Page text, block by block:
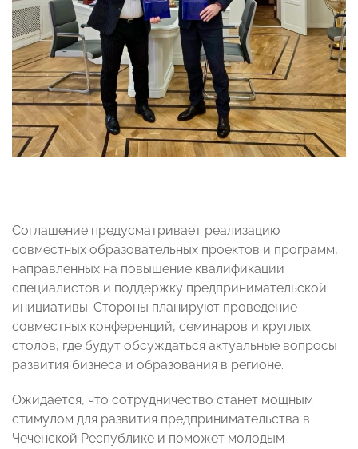
Соглашение предусматривает реализацию
совместных образовательных проектов и программ,
направленных на повышение квалификации
специалистов и поддержку предпринимательской
инициативы. Стороны планируют проведение
совместных конференций, семинаров и круглых
столов, где будут обсуждаться актуальные вопросы
развития бизнеса и образования в регионе.
Ожидается, что сотрудничество станет мощным
стимулом для развития предпринимательства в
Чеченской Республике и поможет молодым